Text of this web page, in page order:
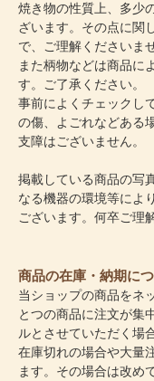
焼き物の性質上、多少
ざいます。その点に関
で、ご理解くださいませ
また柄物などは商品に
す。ご了承ください。
事前によくチェックし
の傷、よごれなどある
支障はございません。
掲載している商品の写
なる機器の環境等によ
ございます。何卒ご理
商品の在庫・納期に
当ショップの商品をネ
とつの商品に注文が集
ルとさせていただく場
在庫切れの場合や大量
ます。その場合は改め